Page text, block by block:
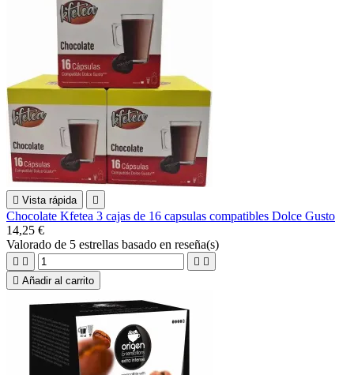
 Vista rápida 
Chocolate Kfetea 3 cajas de 16 capsulas compatibles Dolce Gusto
14,25 €
Valorado de 5 estrellas basado en reseña(s)
   
 Añadir al carrito